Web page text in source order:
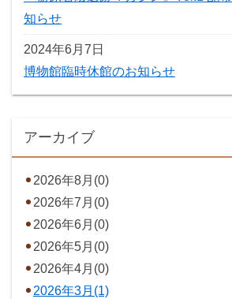
知らせ
2024年6月7日
博物館臨時休館のお知らせ
アーカイブ
2026年8月(0)
2026年7月(0)
2026年6月(0)
2026年5月(0)
2026年4月(0)
2026年3月(1)